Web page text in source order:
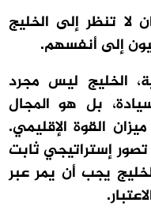
لا تنظر إلى الخليج
إلى أنفسهم.
الخليج ليس مجرد
بل هو المجال
القوة الإقليمي.
تصور إستراتيجي ثابت
يجب أن يمر عبر